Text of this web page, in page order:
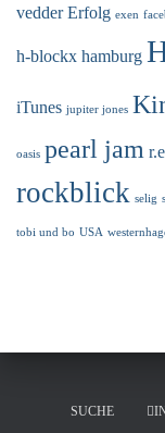
vedder Erfolg exen
h-blockx hamburg
iTunes jupiter jones
oasis pearl jam
rockblick selig
tobi und bo USA
SUCHE